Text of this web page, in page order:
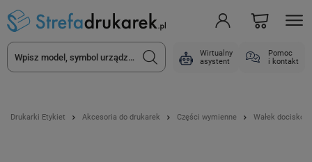
Wirtualny
asystent
Pomoc
i kontakt
Drukarki Etykiet Akcesoria do drukarek Części wymienne Wałek